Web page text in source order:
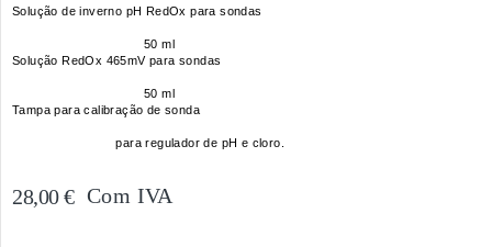
Solução de inverno pH RedOx para sondas
50 ml
Solução RedOx 465mV para sondas
50 ml
Tampa para calibração de sonda
para regulador de pH e cloro.
28,00 € Com IVA